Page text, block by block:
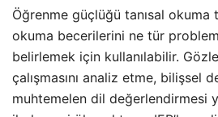
Öğrenme güçlüğü tanısal
okuma becerilerini ne tür
belirlemek için kullanılabilir.
çalışmasını analiz etme, bilişsel
muhtemelen dil değerlendirmesi